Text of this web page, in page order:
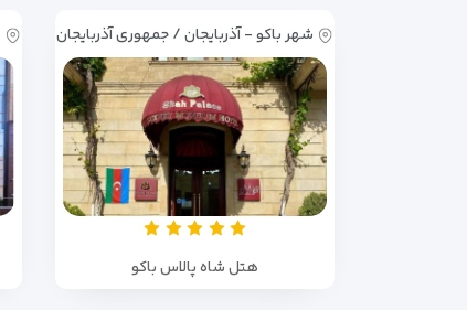
شهر باکو - آذربایجان / جمهوری آذربایجان
هتل شاه پالاس باکو